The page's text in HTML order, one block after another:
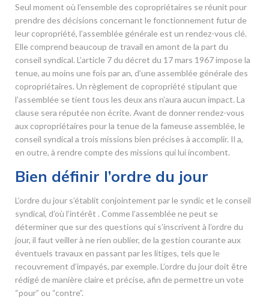
Seul moment où l’ensemble des copropriétaires se réunit pour
prendre des décisions concernant le fonctionnement futur de
leur copropriété, l’assemblée générale est un rendez-vous clé.
Elle comprend beaucoup de travail en amont de la part du
conseil syndical. L’article 7 du décret du 17 mars 1967 impose la
tenue, au moins une fois par an, d’une assemblée générale des
copropriétaires. Un règlement de copropriété stipulant que
l’assemblée se tient tous les deux ans n’aura aucun impact. La
clause sera réputée non écrite. Avant de donner rendez-vous
aux copropriétaires pour la tenue de la fameuse assemblée, le
conseil syndical a trois missions bien précises à accomplir. Il a,
en outre, à rendre compte des missions qui lui incombent.
Bien définir l’ordre du jour
L’ordre du jour s’établit conjointement par le syndic et le conseil
syndical, d’où l’intérêt . Comme l’assemblée ne peut se
déterminer que sur des questions qui s’inscrivent à l’ordre du
jour, il faut veiller à ne rien oublier, de la gestion courante aux
éventuels travaux en passant par les litiges, tels que le
recouvrement d’impayés, par exemple. L’ordre du jour doit être
rédigé de manière claire et précise, afin de permettre un vote
“pour” ou “contre”.